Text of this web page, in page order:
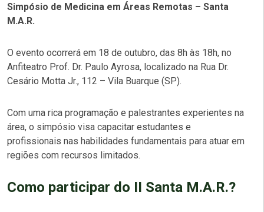
Simpósio de Medicina em Áreas Remotas – Santa
M.A.R.
O evento ocorrerá em 18 de outubro, das 8h às 18h, no
Anfiteatro Prof. Dr. Paulo Ayrosa, localizado na Rua Dr.
Cesário Motta Jr., 112 – Vila Buarque (SP).
Com uma rica programação e palestrantes experientes na
área, o simpósio visa capacitar estudantes e
profissionais nas habilidades fundamentais para atuar em
regiões com recursos limitados.
Como participar do II Santa M.A.R.?